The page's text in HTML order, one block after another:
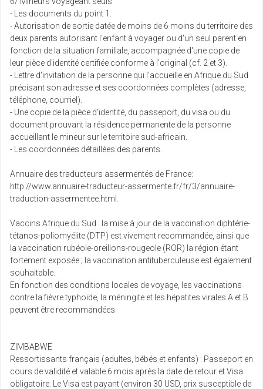
- Les documents du point 1.
- Autorisation de sortie datée de moins de 6 moins du territoire des
deux parents autorisant l'enfant à voyager ou d'un seul parent en
fonction de la situation familiale, accompagnée d'une copie de
leur pièce d'identité certifiée conforme à l'original (cf. 2 et 3).
- Lettre d'invitation de la personne qui l'accueille en Afrique du Sud
précisant son adresse et ses coordonnées complètes (adresse,
téléphone, courriel).
- Une copie de la pièce d'identité, du passeport, du visa ou du
document prouvant la résidence permanente de la personne
accueillant le mineur sur le territoire sud-africain.
- Les coordonnées détaillées des parents.
Annuaire des traducteurs assermentés de France:
http://www.annuaire-traducteur-assermente.fr/fr/3/annuaire-
traduction-assermentee.html.
Vaccins Afrique du Sud : la mise à jour de la vaccination diphtérie-
tétanos-poliomyélite (DTP) est vivement recommandée, ainsi que
la vaccination rubéole-oreillons-rougeole (ROR) la région étant
fortement exposée ; la vaccination antituberculeuse est également
souhaitable.
En fonction des conditions locales de voyage, les vaccinations
contre la fièvre typhoïde, la méningite et les hépatites virales A et B
peuvent être recommandées.
ZIMBABWE
Ressortissants français (adultes, bébés et enfants) : Passeport en
cours de validité et valable 6 mois après la date de retour et Visa
obligatoire. Le Visa est payant (environ 30 USD, prix susceptible de